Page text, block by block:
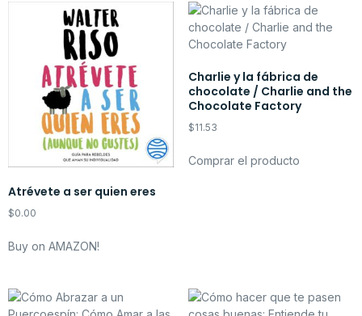
Atrévete a ser quien eres
$0.00
Buy on AMAZON!
Charlie y la fábrica de
chocolate / Charlie and the
Chocolate Factory
$11.53
Comprar el producto